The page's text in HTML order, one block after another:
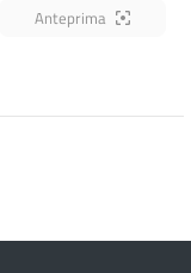
Anteprima